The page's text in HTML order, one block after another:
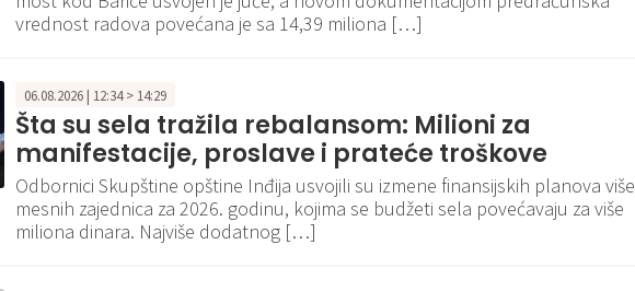
vrednost radova povećana je sa 14,39 miliona […]
06.08.2026 | 12:34 > 14:29
Šta su sela tražila rebalansom: Milioni za
manifestacije, proslave i prateće troškove
Odbornici Skupštine opštine Inđija usvojili su izmene finansijskih planova više
mesnih zajednica za 2026. godinu, kojima se budžeti sela povećavaju za više
miliona dinara. Najviše dodatnog […]